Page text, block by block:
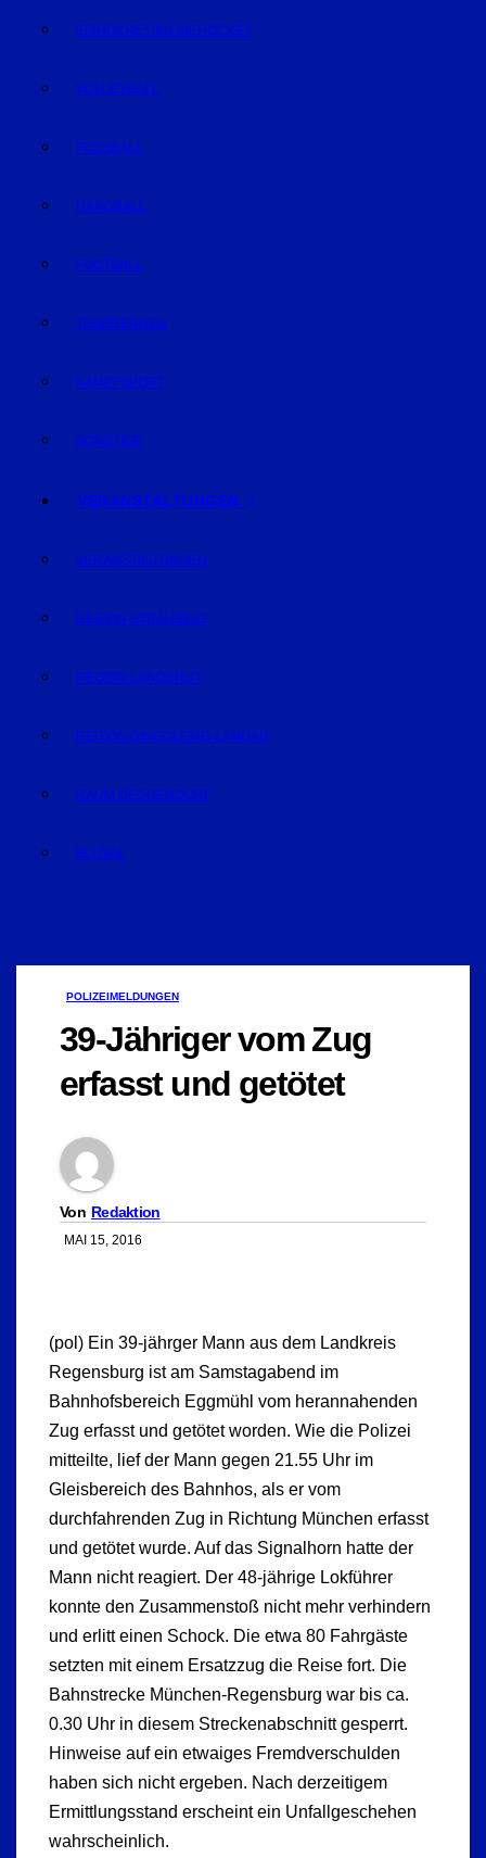
EISHOCKEY/INLINEHOCKEY
VOLLEYBALL
FUSSBALL
HANDBALL
FOOTBALL
TRABRENNEN
KAMPFSPORT
SONSTIGE
VERANSTALTUNGEN
VERANSTALTUNGEN
REGION STRAUBING
REGION LANDSHUT
REGION DINGOLFING-LANDAU
RAUM DEGGENDORF
BLUVAL
POLIZEIMELDUNGEN
39-Jähriger vom Zug
erfasst und getötet
Von Redaktion
MAI 15, 2016
(pol) Ein 39-jährger Mann aus dem Landkreis
Regensburg ist am Samstagabend im
Bahnhofsbereich Eggmühl vom herannahenden
Zug erfasst und getötet worden. Wie die Polizei
mitteilte, lief der Mann gegen 21.55 Uhr im
Gleisbereich des Bahnhos, als er vom
durchfahrenden Zug in Richtung München erfasst
und getötet wurde. Auf das Signalhorn hatte der
Mann nicht reagiert. Der 48-jährige Lokführer
konnte den Zusammenstoß nicht mehr verhindern
und erlitt einen Schock. Die etwa 80 Fahrgäste
setzten mit einem Ersatzzug die Reise fort. Die
Bahnstrecke München-Regensburg war bis ca.
0.30 Uhr in diesem Streckenabschnitt gesperrt.
Hinweise auf ein etwaiges Fremdverschulden
haben sich nicht ergeben. Nach derzeitigem
Ermittlungsstand erscheint ein Unfallgeschehen
wahrscheinlich.